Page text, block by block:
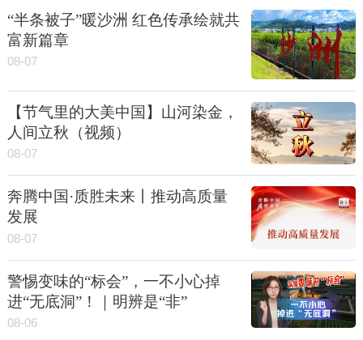
“半条被子”暖沙洲 红色传承绘就共
富新篇章
08-07
【节气里的大美中国】山河染金，
人间立秋（视频）
08-07
奔腾中国·质胜未来丨推动高质量
发展
08-07
警惕变味的“标会”，一不小心掉
进“无底洞”！｜明辨是“非”
08-06